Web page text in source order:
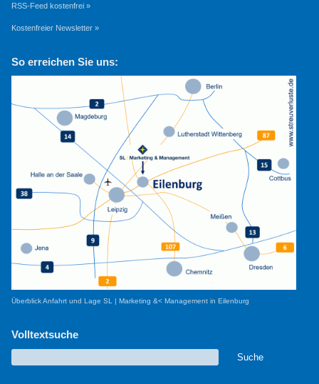
RSS-Feed kostenfrei »
Kostenfreier Newsletter »
So erreichen Sie uns:
Überblick Anfahrt und Lage SL | Marketing &< Management in Eilenburg
Volltextsuche